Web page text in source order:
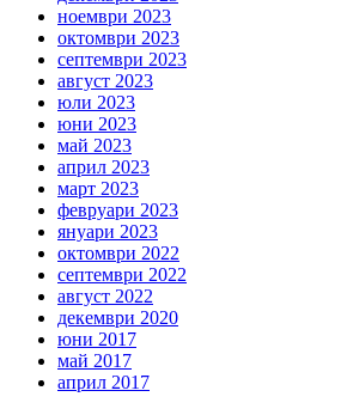
ноември 2023
октомври 2023
септември 2023
август 2023
юли 2023
юни 2023
май 2023
април 2023
март 2023
февруари 2023
януари 2023
октомври 2022
септември 2022
август 2022
декември 2020
юни 2017
май 2017
април 2017